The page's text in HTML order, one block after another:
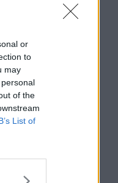
or
to
may
of the
List of
Citera